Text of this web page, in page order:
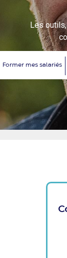
Les
Former mes salariés